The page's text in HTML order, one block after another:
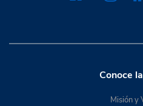
Conoce
Misión y